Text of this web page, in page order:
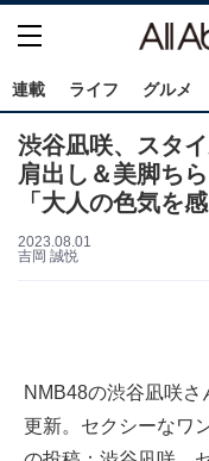
連載 ライフ グルメ
渋谷凪咲、スタ
肩出し＆美脚ち
「大人の色気を
2023.08.01
吉岡 誠悦
NMB48の渋谷凪咲
更新。セクシーなワ